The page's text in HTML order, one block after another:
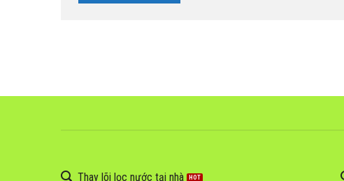
Thay lõi lọc nước tại nhà